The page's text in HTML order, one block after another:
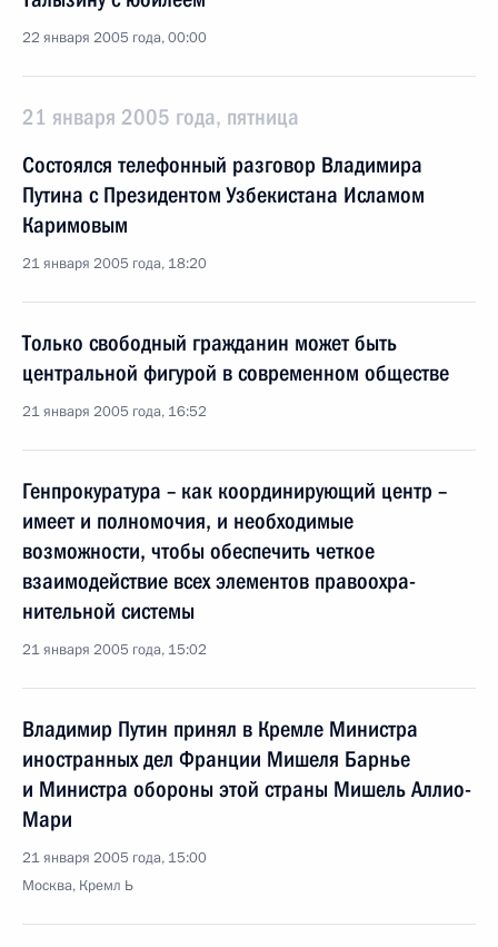
22 января 2005 года, 00:00
21 января 2005 года, пятница
Состоялся телефонный разговор Владимира
Путина с Президентом Узбекистана Исламом
Каримовым
21 января 2005 года, 18:20
Только свободный гражданин может быть
центральной фигурой в современном обществе
21 января 2005 года, 16:52
Генпрокуратура – как координирующий центр –
имеет и полномочия, и необходимые
возможности, чтобы обеспечить четкое
взаимодействие всех элементов правоохра­
нительной системы
21 января 2005 года, 15:02
Владимир Путин принял в Кремле Министра
иностранных дел Франции Мишеля Барнье
и Министра обороны этой страны Мишель Аллио-
Мари
21 января 2005 года, 15:00
Москва, Кремл Ь